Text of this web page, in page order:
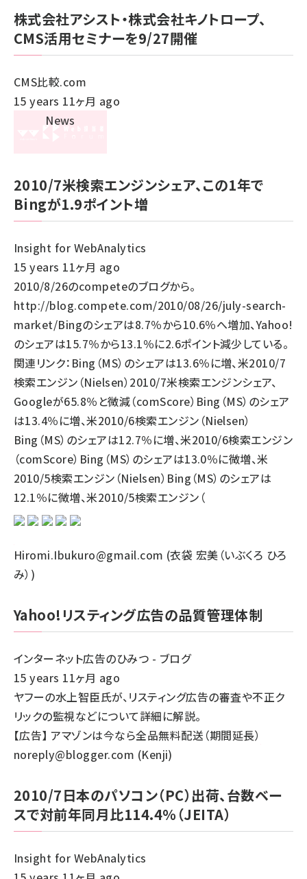
株式会社アシスト・株式会社キノトロープ、
CMS活用セミナーを9/27開催
CMS比較.com
15 years 11ヶ月 ago
2010/7米検索エンジンシェア、この1年で
Bingが1.9ポイント増
Insight for WebAnalytics
15 years 11ヶ月 ago
2010/8/26のcompeteのブログから。
http://blog.compete.com/2010/08/26/july-search-
market/Bingのシェアは8.7％から10.6％へ増加、Yahoo!
のシェアは15.7％から13.1％に2.6ポイント減少している。
関連リンク：Bing（MS）のシェアは13.6％に増、米2010/7
検索エンジン（Nielsen）2010/7米検索エンジンシェア、
Googleが65.8％と微減（comScore）Bing（MS）のシェア
は13.4％に増、米2010/6検索エンジン（Nielsen）
Bing（MS）のシェアは12.7％に増、米2010/6検索エンジン
（comScore）Bing（MS）のシェアは13.0％に微増、米
2010/5検索エンジン（Nielsen）Bing（MS）のシェアは
12.1％に微増、米2010/5検索エンジン（
Hiromi.Ibukuro@gmail.com (衣袋 宏美（いぶくろ ひろ
み）)
Yahoo!リスティング広告の品質管理体制
インターネット広告のひみつ - ブログ
15 years 11ヶ月 ago
ヤフーの水上智臣氏が、リスティング広告の審査や不正ク
リックの監視などについて詳細に解説。
【広告】 アマゾンは今なら全品無料配送（期間延長）
noreply@blogger.com (Kenji)
2010/7日本のパソコン（PC）出荷、台数ベー
スで対前年同月比114.4％（JEITA）
Insight for WebAnalytics